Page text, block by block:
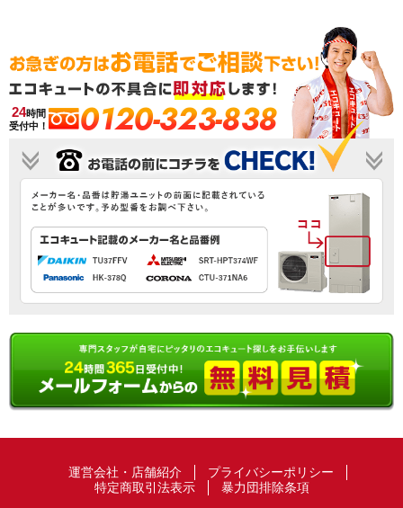
24時間
受付中！
0120-323-838
運営会社・店舗紹介
プライバシーポリシー
特定商取引法表示
暴力団排除条項